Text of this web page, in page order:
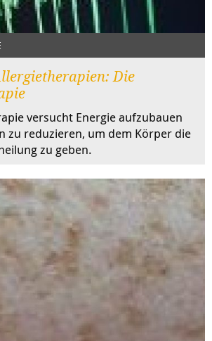
Die
versucht Energie aufzubauen
zu reduzieren, um dem Körper die
zu geben.